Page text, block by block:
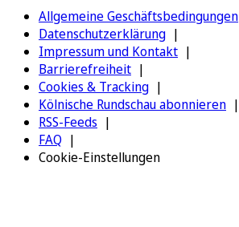
Allgemeine Geschäftsbedingungen
Datenschutzerklärung
Impressum und Kontakt
Barrierefreiheit
Cookies & Tracking
Kölnische Rundschau abonnieren
RSS-Feeds
FAQ
Cookie-Einstellungen